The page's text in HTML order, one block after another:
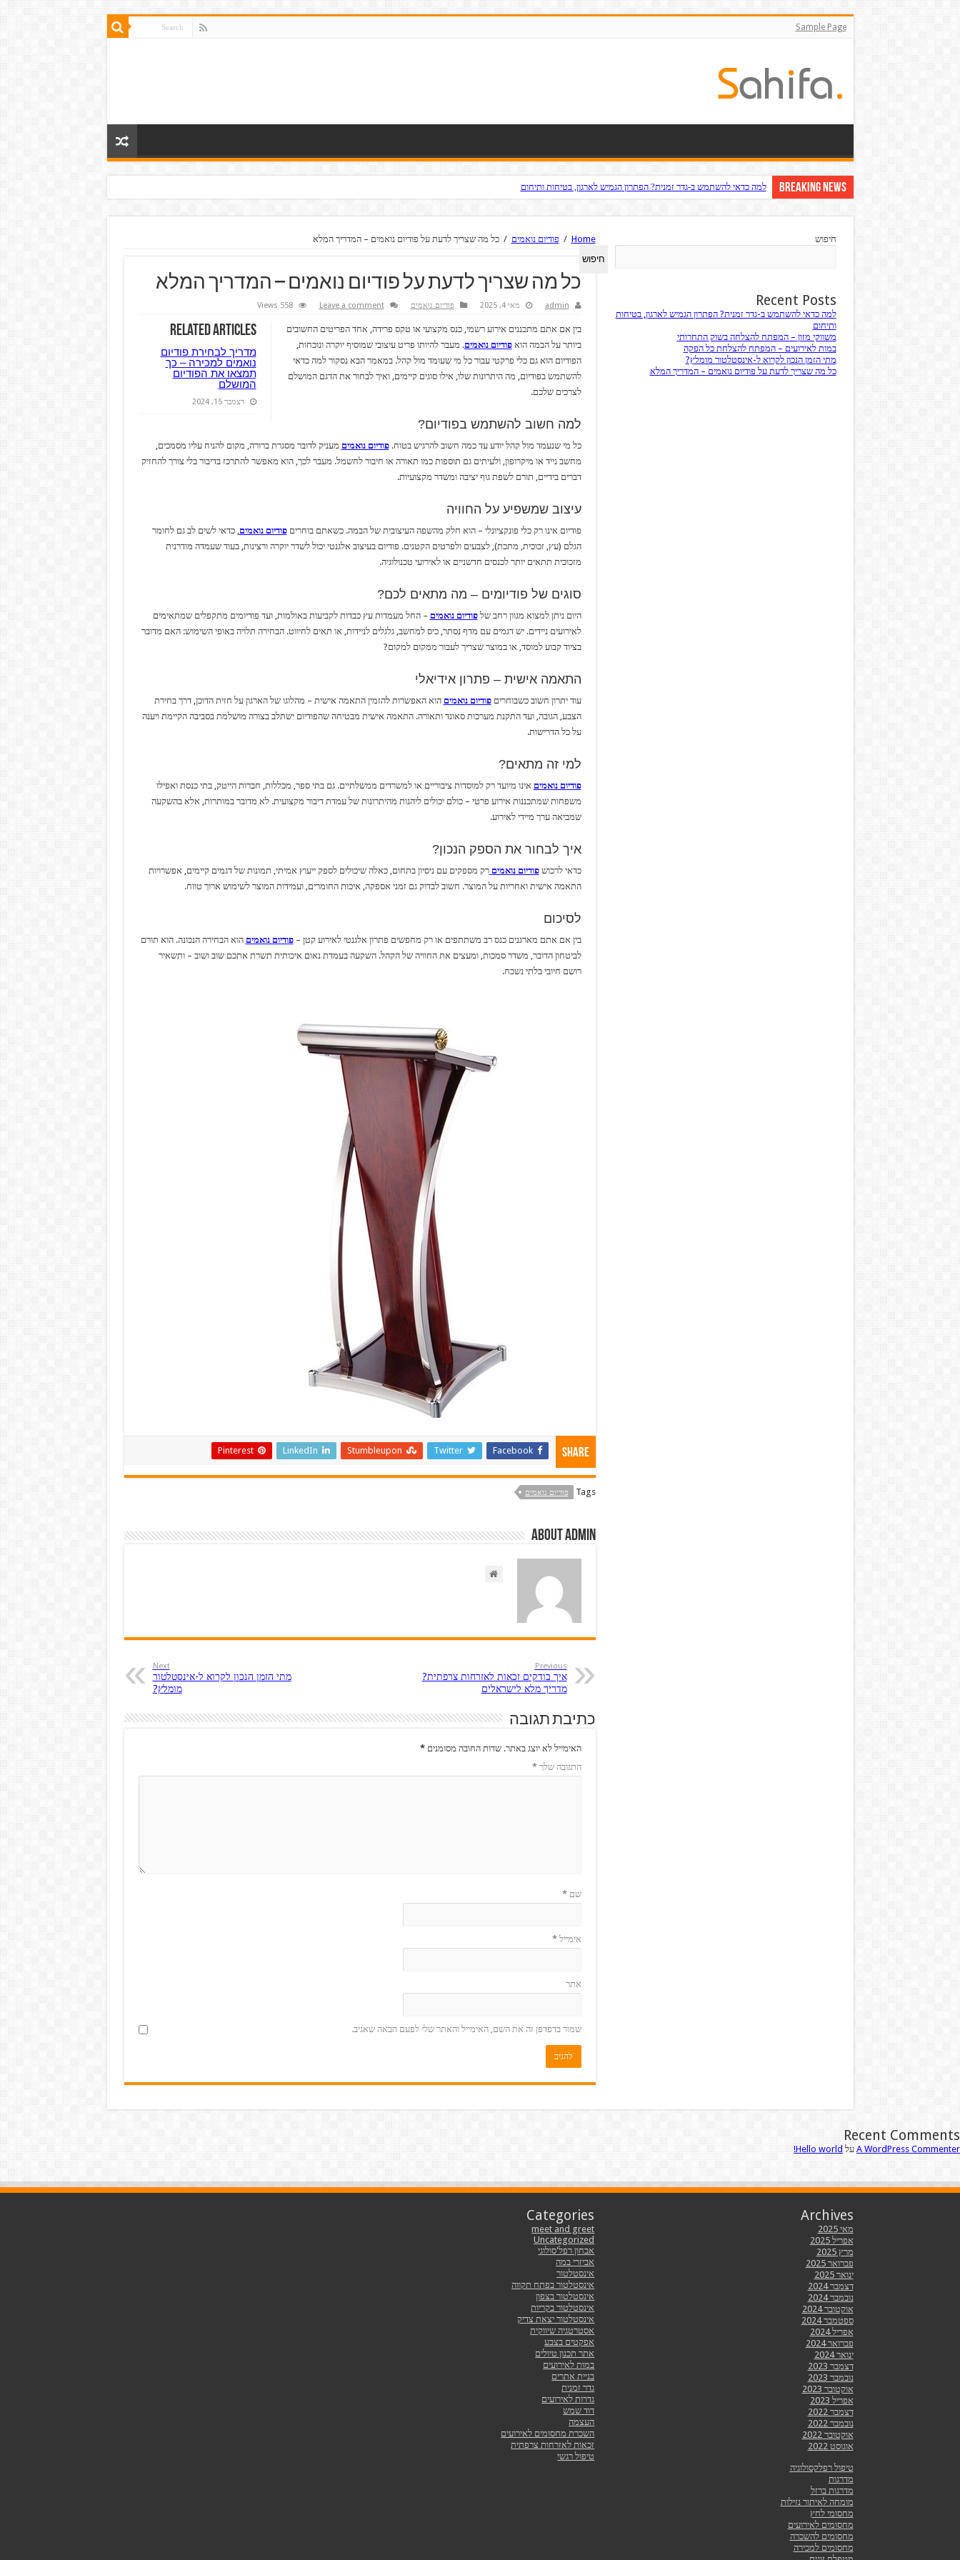
Sample Page
Breaking News למה כדאי להשתמש ב-גדר זמנית? הפתרון הגמיש לארגון, בטיחות ותיחום
Home
/ פודיום נואמים / כל מה שצריך לדעת על פודיום נואמים – המדריך המלא
כל מה שצריך לדעת על פודיום נואמים – המדריך המלא
admin מאי 4, 2025 פודיום נואמים Leave a comment
558 Views
Related Articles
מדריך לבחירת פודיום
נואמים למכירה – כך
תמצאו את הפודיום
המושלם
דצמבר 15, 2024
בין אם אתם מתכננים אירוע רשמי, כנס מקצועי או טקס פרידה, אחד הפריטים החשובים
ביותר על הבמה הואפודיום נואמים. מעבר להיותו פריט עיצובי שמוסיף יוקרה ונוכחות,
הפודיום הוא גם כלי פרקטי עבור כל מי שעומד מול קהל. במאמר הבא נסקור למה כדאי
להשתמש בפודיום, מה היתרונות שלו, אילו סוגים קיימים, ואיך לבחור את הדגם המושלם
לצרכים שלכם.
למה חשוב להשתמש בפודיום?
כל מי שנעמד מול קהל יודע עד כמה חשוב להרגיש בטוח.פודיום נואמים מעניק לדובר מסגרת ברורה, מקום להניח עליו מסמכים,
מחשב נייד או מיקרופון, ולעיתים גם תוספות כמו תאורה או חיבור לחשמל. מעבר לכך, הוא מאפשר להתרכז בדיבור בלי צורך להחזיק
דברים בידיים, תורם לשפת גוף יציבה ומשדר מקצועיות.
עיצוב שמשפיע על החוויה
פודיום אינו רק כלי פונקציונלי – הוא חלק מהשפה העיצובית של הבמה. כשאתם בוחריםפודיום נואמים , כדאי לשים לב גם לחומר
הגלם (עץ, זכוכית, מתכת), לצבעים ולפרטים הקטנים. פודיום בעיצוב אלגנטי יכול לשדר יוקרה ורצינות, בעוד שעמדה מודרנית
מזכוכית תתאים יותר לכנסים חדשניים או לאירועי טכנולוגיה.
סוגים של פודיומים – מה מתאים לכם?
היום ניתן למצוא מגוון רחב שלפודיום נואמים – החל מעמדות עץ כבדות לקביעות באולמות, ועד פודיומים מתקפלים שמתאימים
לאירועים ניידים. יש דגמים עם מדף נסתר, כיס למחשב, גלגלים לניידות, או תאים לחיווט. הבחירה תלויה באופי השימוש: האם מדובר
בציוד קבוע למוסד, או במוצר שצריך לעבור ממקום למקום?
התאמה אישית – פתרון אידיאלי
עוד יתרון חשוב כשבוחריםפודיום נואמים הוא האפשרות להזמין התאמה אישית – מהלוגו של הארגון על חזית הדוכן, דרך בחירת
הצבע, הגובה, ועד התקנת מערכות סאונד ותאורה. התאמה אישית מבטיחה שהפודיום ישתלב בצורה מושלמת בסביבה הקיימת ויענה
על כל הדרישות.
למי זה מתאים?
פודיום נואמים אינו מיועד רק למוסדות ציבוריים או למשרדים ממשלתיים. גם בתי ספר, מכללות, חברות הייטק, בתי כנסת ואפילו
משפחות שמתכננות אירוע פרטי – כולם יכולים ליהנות מהיתרונות של עמדת דיבור מקצועית. לא מדובר במותרות, אלא בהשקעה
שמביאה ערך מיידי לאירוע.
איך לבחור את הספק הנכון?
כדאי לרכושפודיום נואמים רק מספקים עם ניסיון בתחום, כאלה שיכולים לספק ייעוץ אמיתי, תמונות של דגמים קיימים, אפשרויות
התאמה אישית ואחריות על המוצר. חשוב לבדוק גם זמני אספקה, איכות החומרים, ועמידות המוצר לשימוש ארוך טווח.
לסיכום
בין אם אתם מארגנים כנס רב משתתפים או רק מחפשים פתרון אלגנטי לאירוע קטן –פודיום נואמים הוא הבחירה הנכונה. הוא תורם
לביטחון הדובר, משדר סמכות, ומעצים את החוויה של הקהל. השקעה בעמדת נאום איכותית תשרת אתכם שוב ושוב – ותשאיר
רושם חיובי בלתי נשכח.
Share
Facebook
Twitter
Stumbleupon
LinkedIn
Pinterest
Tags פודיום נואמים
About admin
Previous
איך בודקים זכאות לאזרחות צרפתית?
מדריך מלא לישראלים
Next
מתי הזמן הנכון לקרוא ל-אינסטלטור
מומלץ?
כתיבת תגובה
האימייל לא יוצג באתר. שדות החובה מסומנים*
התגובה שלך*
שם*
אימייל*
אתר
שמור בדפדפן זה את השם, האימייל והאתר שלי לפעם הבאה שאגיב.
חיפוש
חיפוש
Recent Posts
למה כדאי להשתמש ב-גדר זמנית? הפתרון הגמיש לארגון, בטיחות
ותיחום
משווקי מזון – המפתח להצלחה בשוק התחרותי
במות לאירועים – המפתח להצלחת כל הפקה
מתי הזמן הנכון לקרוא ל-אינסטלטור מומלץ?
כל מה שצריך לדעת על פודיום נואמים – המדריך המלא
Recent Comments
A WordPress Commenter על Hello world!
Archives
מאי 2025
אפריל 2025
מרץ 2025
פברואר 2025
ינואר 2025
דצמבר 2024
נובמבר 2024
אוקטובר 2024
ספטמבר 2024
אפריל 2024
פברואר 2024
ינואר 2024
דצמבר 2023
נובמבר 2023
אוקטובר 2023
אפריל 2023
דצמבר 2022
נובמבר 2022
אוקטובר 2022
אוגוסט 2022
Categories
meet and greet
Uncategorized
אבחון רפל'סולוגי
אביזרי במה
אינסטלטור
אינסטלטור בפתח תקווה
אינסטלטור בצפון
אינסטלטור בקריות
אינסטלטור יצאת צדיק
אסטרטגיה שיווקית
אפקטים בצבע
אתר תכנון טיולים
במות לאירועים
בניית אתרים
גדר זמנית
גדרות לאירועים
דוד שמש
העצמה
השכרת מחסומים לאירועים
זכאות לאזרחות צרפתית
טיפול רגשי
טיפול רפלקסולוגיה
מדרגות
מדרגות ברזל
מומחה לאיתור נזילות
מחסומי לחץ
מחסומים לאירועים
מחסומים להשכרה
מחסומים למכירה